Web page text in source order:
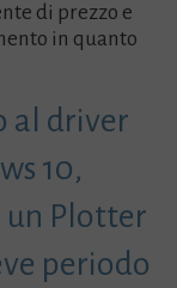
di prezzo e
in quanto
al driver
10,
un Plotter
periodo